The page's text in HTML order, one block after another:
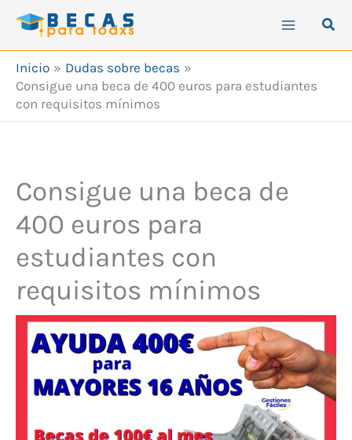
Inicio
Dudas sobre becas
Consigue una beca de 400 euros para estudiantes
con requisitos mínimos
Consigue una beca de
400 euros para
estudiantes con
requisitos mínimos